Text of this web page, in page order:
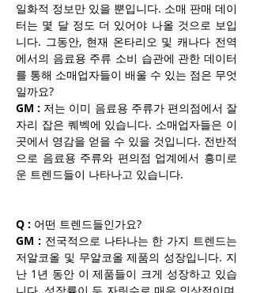
일화적 정보만 있을 뿐입니다. 소매 판매 데이
터는 몇 달 정도 더 있어야 나올 것으로 보입
니다. 그동안, 현재 온타리오 및 캐나다 전역
에서의 음료용 주류 소비 습관에 관한 데이터
를 통해 소매업자들이 배울 수 있는 점은 무엇
일까요?
GM : 저는 이미 음료용 주류가 편의점에서 잘
자리 잡은 퀘벡에 있습니다. 소매업자들은 이
곳에서 영감을 얻을 수 있을 것입니다. 전반적
으로 음료용 주류와 편의점 업계에서 흥미로
운 트렌드들이 나타나고 있습니다.
Q : 어떤 트렌드들인가요?
GM : 전국적으로 나타나는 한 가지 트렌드는
저알코올 및 무알코올 제품의 성장입니다. 지
난 1년 동안 이 제품들이 크게 성장하고 있습